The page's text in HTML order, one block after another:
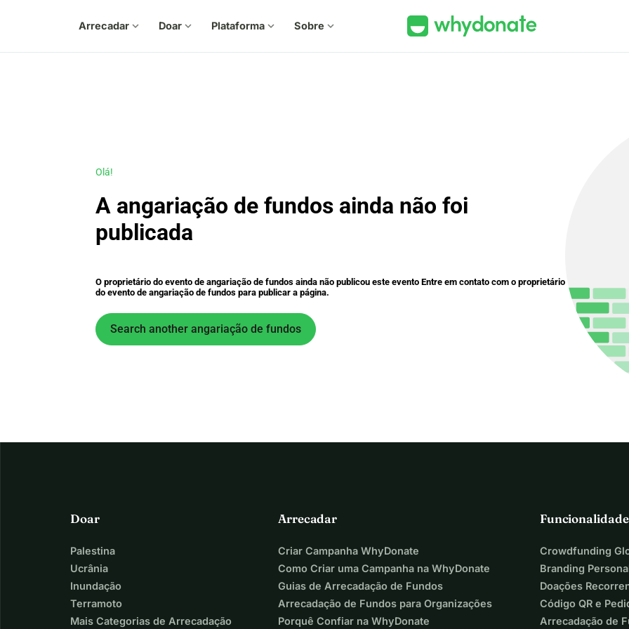
Arrecadar expand_more Doar expand_more Plataforma expand_more Sobre expand_more
Olá!
A angariação de fundos ainda não foi
publicada
O proprietário do evento de angariação de fundos ainda não publicou este evento Entre em contato com o proprietário
do evento de angariação de fundos para publicar a página.
Search another angariação de fundos
Doar
Palestina
Ucrânia
Inundação
Terramoto
Mais Categorias de Arrecadação
Arrecadar
Criar Campanha WhyDonate
Como Criar uma Campanha na WhyDonate
Guias de Arrecadação de Fundos
Arrecadação de Fundos para Organizações
Porquê Confiar na WhyDonate
Crowdfunding
Branding
Doações
Código QR e
Arrecadação de